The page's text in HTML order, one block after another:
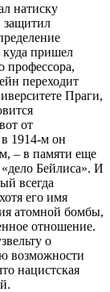
натиску
защитил
куда пришел
профессора,
переходит
Праги,
от
1914-м он
– в памяти еще
Бейлиса». И
всегда
его имя
атомной бомбы,
отношение.
о
возможности
нацистская